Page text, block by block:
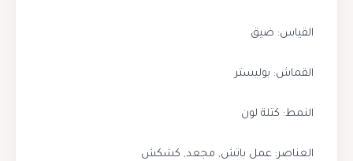
القياس: ضيق
القماش: بوليستر
النمط: كتلة لون
العناصر: عمل باتش, مجعد, كشكش